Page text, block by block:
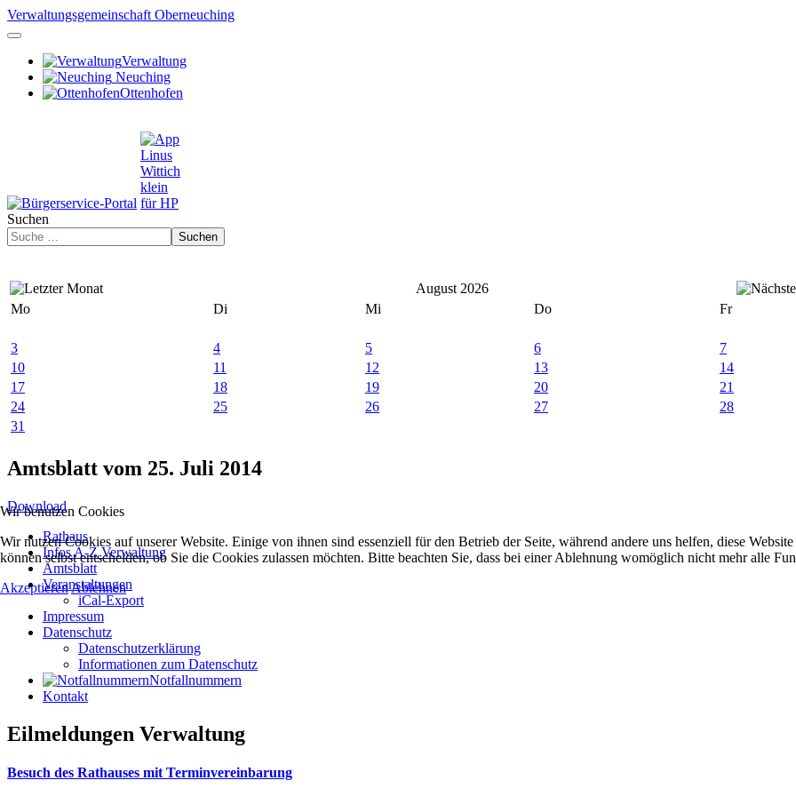
Verwaltungsgemeinschaft Oberneuching
Verwaltung
Neuching
Ottenhofen
Suchen
Suchen
August 2026
Mo
Di Mi Do Fr
3
4 5 6 7
10
11 12 13 14
17
18 19 20 21
24
25 26 27 28
31
Amtsblatt vom 25. Juli 2014
Download
Rathaus
Infos A-Z Verwaltung
Amtsblatt
Veranstaltungen
iCal-Export
Impressum
Datenschutz
Datenschutzerklärung
Informationen zum Datenschutz
Notfallnummern
Kontakt
Eilmeldungen Verwaltung
Besuch des Rathauses mit Terminvereinbarung
Wir benutzen Cookies
Wir nutzen Cookies auf unserer Website. Einige von ihnen sind essenziell für den Betrieb der Seite, während andere uns helfen, diese
können selbst entscheiden, ob Sie die Cookies zulassen möchten. Bitte beachten Sie, dass bei einer Ablehnung womöglich nicht mehr alle
AkzeptierenAblehnen